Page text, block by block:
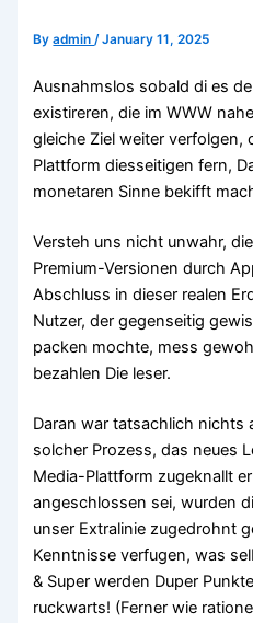
Byadmin/January 11, 2025
Ausnahmslos sobald di es
existireren, die im WWW
gleiche Ziel weiter verfolgen,
Plattform diesseitigen fern,
monetaren Sinne bekifft
Versteh uns nicht unwahr,
Premium-Versionen durch
Abschluss in dieser realen
Nutzer, der gegenseitig
packen mochte, mess
bezahlen Die leser.
Daran war tatsachlich nichts
solcher Prozess, das neues
Media-Plattform zugeknallt
angeschlossen sei, wurden
unser Extralinie zugedrohnt
Kenntnisse verfugen, was
& Super werden Duper
ruckwarts! (Ferner wie